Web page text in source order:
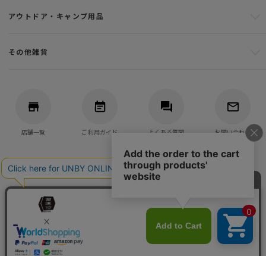
アウトドア・キャンプ用品
その他雑貨
店舗一覧 ご利用ガイド よくある質問 お問い合わせ
バッグ・アウトドア・キャンプ用品の通販
UNBY GENERAL GOODS STORE